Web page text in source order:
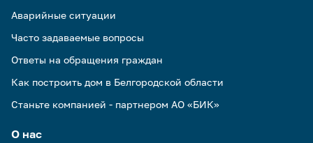
Аварийные ситуации
Часто задаваемые вопросы
Ответы на обращения граждан
Как построить дом в Белгородской области
Станьте компанией - партнером АО «БИК»
О нас